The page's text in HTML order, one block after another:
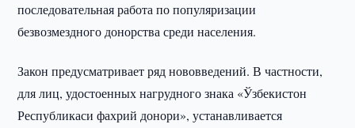
последовательная работа по популяризации
безвозмездного донорства среди населения.
Закон предусматривает ряд нововведений. В частности,
для лиц, удостоенных нагрудного знака «Ўзбекистон
Республикаси фахрий донори», устанавливается